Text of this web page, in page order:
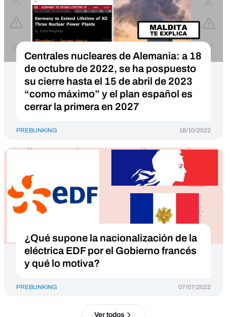
Centrales nucleares de Alemania: a 18
de octubre de 2022, se ha pospuesto
su cierre hasta el 15 de abril de 2023
“como máximo” y el plan español es
cerrar la primera en 2027
PREBUNKING 18/10/2022
¿Qué supone la nacionalización de la
eléctrica EDF por el Gobierno francés
y qué lo motiva?
PREBUNKING 07/07/2022
Ver todos